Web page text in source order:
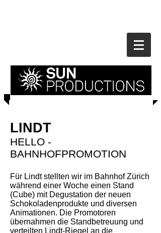
LINDT
HELLO -
BAHNHOFPROMOTION
Für Lindt stellten wir im Bahnhof Zürich
während einer Woche einen Stand
(Cube) mit Degustation der neuen
Schokoladenprodukte und diversen
Animationen. Die Promotoren
übernahmen die Standbetreuung und
verteilten Lindt-Riegel an die